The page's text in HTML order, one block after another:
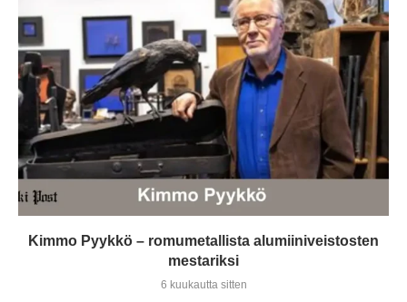
Kimmo Pyykkö – romumetallista alumiiniveistosten
mestariksi
6 kuukautta sitten